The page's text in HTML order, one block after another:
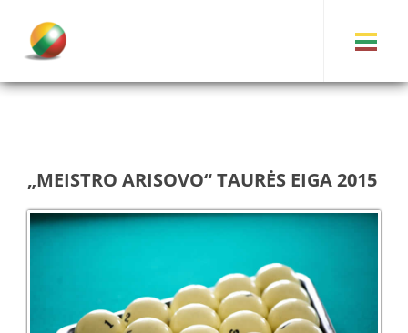
„MEISTRO ARISOVO“ TAURĖS EIGA 2015